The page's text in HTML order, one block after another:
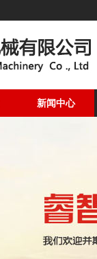
新闻中心